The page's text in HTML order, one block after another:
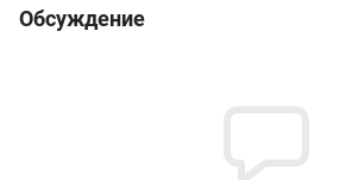
Обсуждение